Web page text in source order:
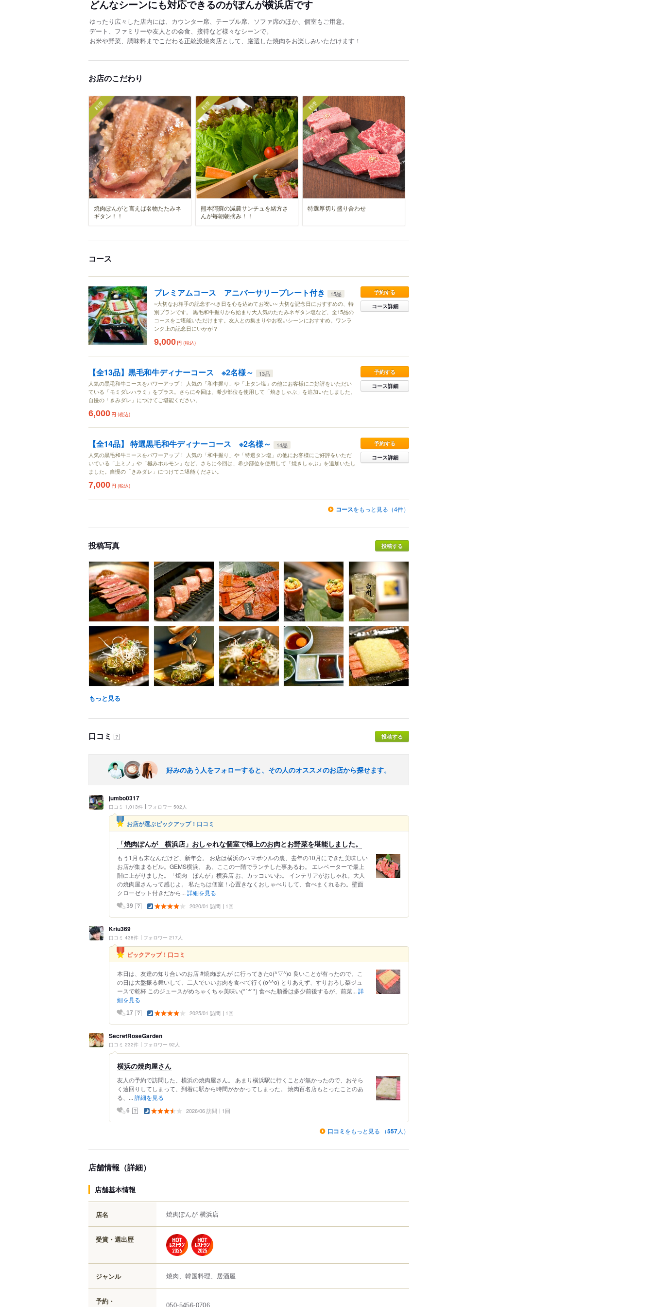
どんなシーンにも対応できるのがぽんが横浜店です
ゆったり広々した店内には、カウンター席、テーブル席、ソファ席のほか、個室もご用意。
デート、ファミリーや友人との会食、接待など様々なシーンで。
お米や野菜、調味料までこだわる正統派焼肉店として、厳選した焼肉をお楽しみいただけます！
お店のこだわり
料理
焼肉ぽんがと言えば名物たたみネ
ギタン！！
料理
熊本阿蘇の減農サンチュを緒方さ
んが毎朝朝摘み！！
料理
特選厚切り盛り合わせ
コース
プレミアムコース アニバーサリープレート付き
15品
~大切なお相手の記念すべき日を心を込めてお祝い~ 大切な記念日におすすめの、特
別プランです。 黒毛和牛握りから始まり大人気のたたみネギタン塩など、全15品の
コースをご堪能いただけます。友人との集まりやお祝いシーンにおすすめ。ワンラ
ンク上の記念日にいかが？
予約する
コース詳細
9,000 円 (税込)
【全13品】黒毛和牛ディナーコース ※2名様～
13品
人気の黒毛和牛コースをパワーアップ！ 人気の「和牛握り」や「上タン塩」の他にお客様にご好評をいただい
ている「モミダレハラミ」をプラス。さらに今回は、希少部位を使用して「焼きしゃぶ」を追加いたしました。
自慢の「きみダレ」につけてご堪能ください。
予約する
コース詳細
6,000 円 (税込)
【全14品】 特選黒毛和牛ディナーコース ※2名様～
14品
人気の黒毛和牛コースをパワーアップ！ 人気の「和牛握り」や「特選タン塩」の他にお客様にご好評をいただ
いている「上ミノ」や「極みホルモン」など。さらに今回は、希少部位を使用して「焼きしゃぶ」を追加いたし
ました。自慢の「きみダレ」につけてご堪能ください。
予約する
コース詳細
7,000 円 (税込)
コースをもっと見る（4件）
投稿写真 投稿する
もっと見る
口コミ ？ 投稿する
好みのあう人をフォローすると、その人のオススメのお店から探せます。
jumbo0317
口コミ 1,013件 フォロワー 502人
お店が選ぶピックアップ！口コミ
「焼肉ぽんが 横浜店」おしゃれな個室で極上のお肉とお野菜を堪能しました。
もう1月も末なんだけど、新年会。 お店は横浜のハマボウルの裏、去年の10月にできた美味しい
お店が集まるビル。GEMS横浜。 あ、ここの一階でランチした事あるわ。 エレベーターで最上
階に上がりました。「焼肉 ぽんが」横浜店 お、カッコいいわ。 インテリアがおしゃれ。大人
の焼肉屋さんって感じよ。 私たちは個室！心置きなくおしゃべりして、食べまくれるわ。壁面
クローゼット付きだから... 詳細を見る
39 ？ 2020/01 訪問 1回
Kriu369
口コミ 438件 フォロワー 217人
ピックアップ！口コミ
本日は、友達の知り合いのお店 #焼肉ぽんが に行ってきたo(^▽^)o 良いことが有ったので、こ
の日は大盤振る舞いして、二人でいいお肉を食べて行く(o^^o) とりあえず、すりおろし梨ジュ
ースで乾杯 このジュースがめちゃくちゃ美味い(*´꒳`*) 食べた順番は多少前後するが、前菜... 詳
細を見る
17 ？ 2025/01 訪問 1回
SecretRoseGarden
口コミ 232件 フォロワー 92人
横浜の焼肉屋さん
友人の予約で訪問した、横浜の焼肉屋さん。 あまり横浜駅に行くことが無かったので、おそら
く遠回りしてしまって、到着に駅から時間がかかってしまった。 焼肉百名店もとったことのあ
る、... 詳細を見る
6 ？ 2026/06 訪問 1回
口コミ をもっと見る （557人）
店舗情報（詳細）
店舗基本情報
店名 焼肉ぽんが 横浜店
受賞・選出歴
ジャンル 焼肉、韓国料理、居酒屋
予約・
050-5456-0706